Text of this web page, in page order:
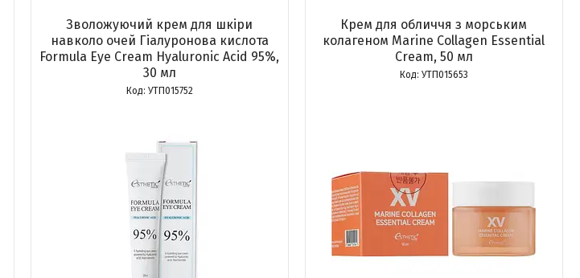
Зволожуючий крем для шкіри
навколо очей Гіалуронова кислота
Formula Eye Cream Hyaluronic Acid 95%,
30 мл
УТП015752
Крем для обличчя з морським
колагеном Marine Collagen Essential
Cream, 50 мл
УТП015653